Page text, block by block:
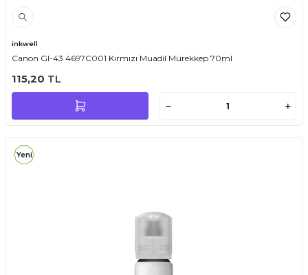
inkwell
Canon GI-43 4697C001 Kırmızı Muadil Mürekkep 70ml
115,20 TL
Yeni